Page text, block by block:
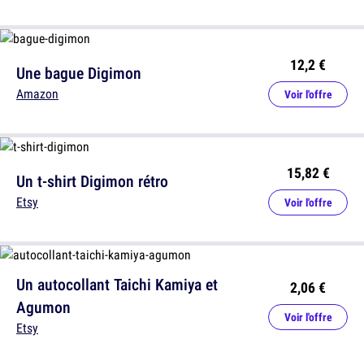
Un t-shirt Digimon rétro
Etsy
15,82 €
Voir l'offre
Une bague Digimon
Amazon
12,2 €
Voir l'offre
Un autocollant Taichi Kamiya et
Agumon
Etsy
2,06 €
Voir l'offre